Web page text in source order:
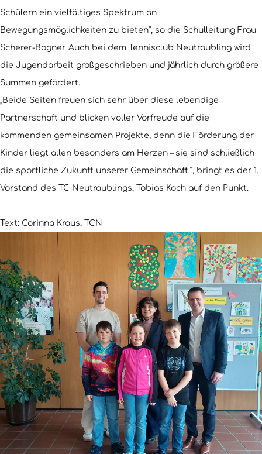
Schülern ein vielfältiges Spektrum an
Bewegungsmöglichkeiten zu bieten“, so die Schulleitung Frau
Scherer-Bogner. Auch bei dem Tennisclub Neutraubling wird
die Jugendarbeit großgeschrieben und jährlich durch größere
Summen gefördert.
„Beide Seiten freuen sich sehr über diese lebendige
Partnerschaft und blicken voller Vorfreude auf die
kommenden gemeinsamen Projekte, denn die Förderung der
Kinder liegt allen besonders am Herzen – sie sind schließlich
die sportliche Zukunft unserer Gemeinschaft.“, bringt es der 1.
Vorstand des TC Neutraublings, Tobias Koch auf den Punkt.
Text: Corinna Kraus, TCN